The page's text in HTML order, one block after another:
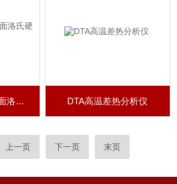
HRMS-45数显型表面洛氏硬度计 DTA高温差热分析仪
上一页 下一页 末页